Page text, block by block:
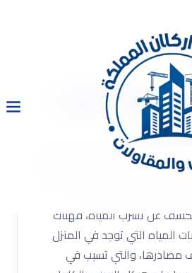
المياه
بالدمام حل ارتفاع فاتورة
المياه دون تكسير . أن شركتنا من
عن تسرب المياه، فهناك
المياه التي توجد في المنزل
مصادرها، والتي تسبب في